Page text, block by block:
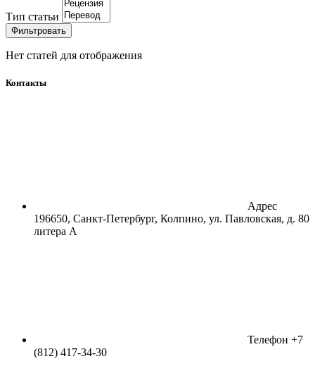
Тип статьи
Фильтровать
Нет статей для отображения
Контакты
Адрес
196650, Санкт-Петербург, Колпино, ул. Павловская, д. 80
литера А
Телефон +7
(812) 417-34-30